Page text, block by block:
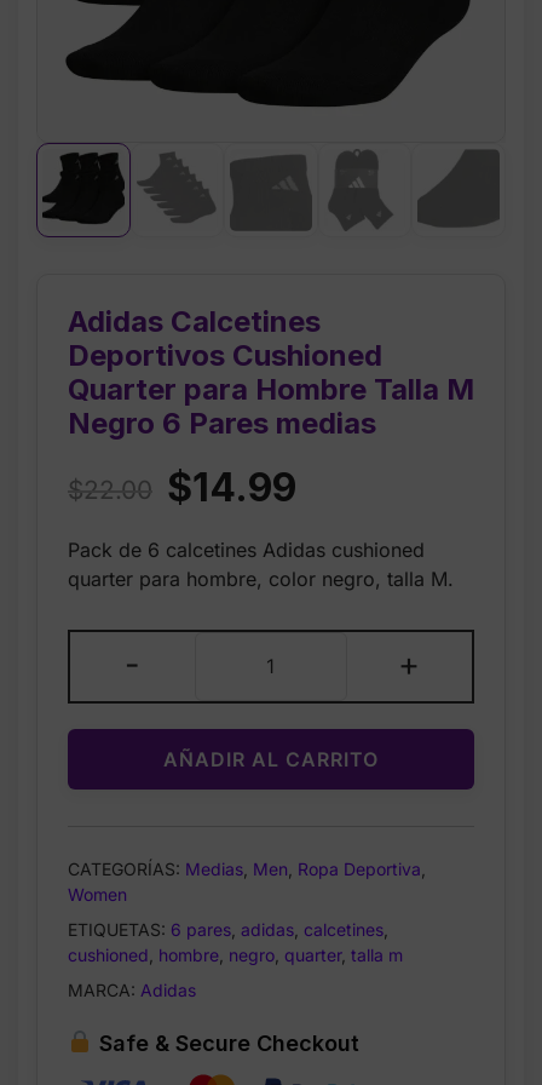
Adidas Calcetines
Deportivos Cushioned
Quarter para Hombre Talla M
Negro 6 Pares medias
$22.00 Original
was:
$14.99
is:
Pack de 6 calcetines Adidas cushioned
quarter para hombre, color negro, talla M.
-
Calcetines
Deportivos
Cushioned
Quarter
para
M
6
Pares
+
AÑADIR AL CARRITO
CATEGORÍAS: Medias Men Ropa Deportiva
Women
ETIQUETAS: 6 pares adidas calcetines
cushioned hombre negro quarter, talla m
MARCA: Adidas
Safe & Secure Checkout